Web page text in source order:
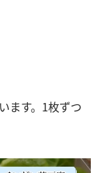
ます。1枚ずつ